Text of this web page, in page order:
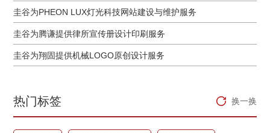
圭谷为PHEON LUX灯光科技网站建设与维护服务
圭谷为腾谦提供律所宣传册设计印刷服务
圭谷为翔固提供机械LOGO原创设计服务
热门标签 换一换